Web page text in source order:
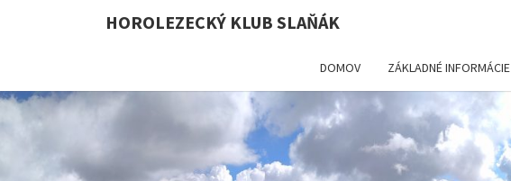
HOROLEZECKÝ KLUB SLAŇÁK
DOMOV ZÁKLADNÉ INFORMÁCIE